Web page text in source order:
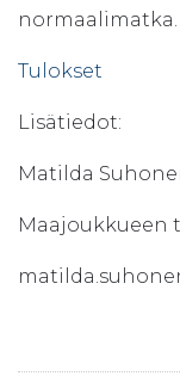
normaalimatka.
Tulokset
Lisätiedot:
Matilda
Maajoukkueen